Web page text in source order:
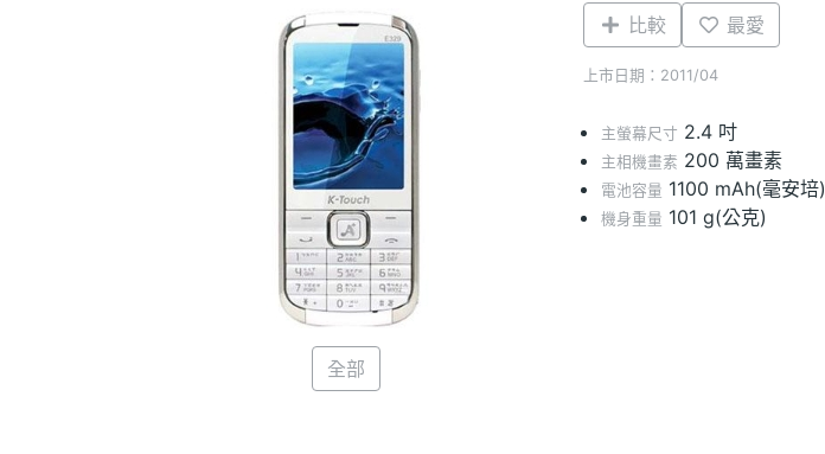
全部
比較 最愛
上市日期：2011/04
主螢幕尺寸 2.4 吋
主相機畫素 200 萬畫素
電池容量 1100 mAh(毫安培)
機身重量 101 g(公克)